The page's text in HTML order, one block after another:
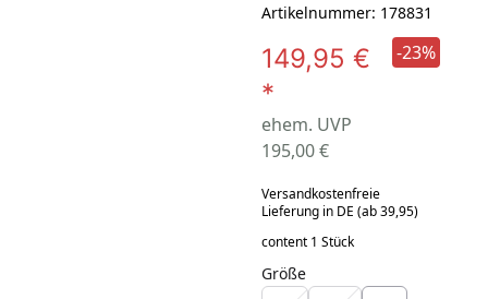
Artikelnummer: 178831
149,95 €
*
ehem. UVP
195,00 €
-23%
Versandkostenfreie
Lieferung in DE (ab 39,95)
content 1 Stück
Größe